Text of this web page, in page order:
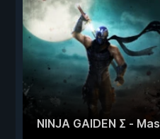
NINJA GAIDEN Σ -